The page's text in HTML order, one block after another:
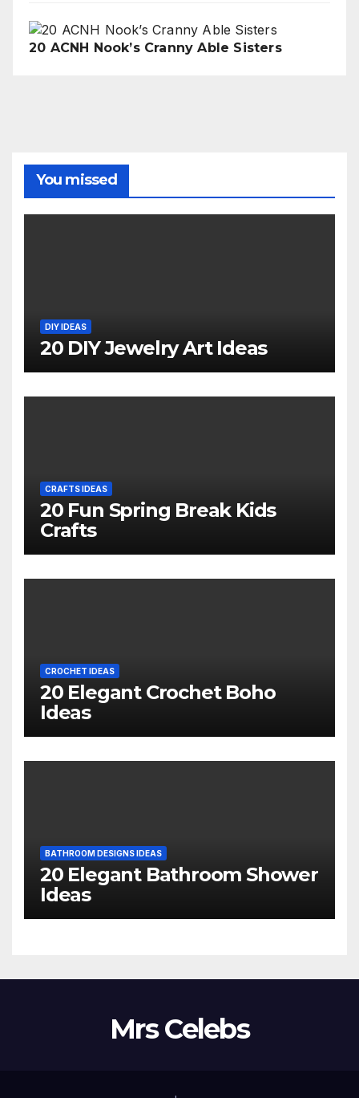
20 ACNH Nook’s Cranny Able Sisters
You missed
DIY IDEAS
20 DIY Jewelry Art Ideas
CRAFTS IDEAS
20 Fun Spring Break Kids
Crafts
CROCHET IDEAS
20 Elegant Crochet Boho
Ideas
BATHROOM DESIGNS IDEAS
20 Elegant Bathroom Shower
Ideas
Mrs Celebs